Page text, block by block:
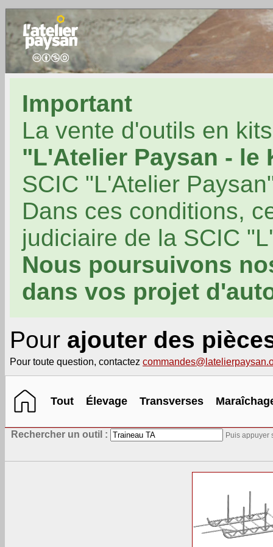
Important
La vente d'outils en
"L'Atelier Paysan - le
SCIC "L'Atelier
Dans ces conditions,
judiciaire de la SCIC
Nous poursuivons
dans vos projet
Pour ajouter des
Pour toute question, contactez
Tout Élevage Transverses
Rechercher un outil : Puis appuyer